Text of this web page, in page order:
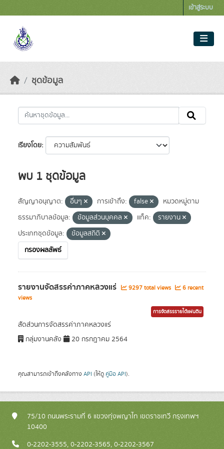
เข้าสู่ระบบ
ชุดข้อมูล
เรียงโดย
พบ 1 ชุดข้อมูล
สัญญาอนุญาต: อื่นๆ การเข้าถึง: false
หมวดหมู่ตาม
ธรรมาภิบาลข้อมูล:
ข้อมูลส่วนบุคคล แท็ค:
รายงาน
ประเภทชุดข้อมูล:
ข้อมูลสถิติ
กรองผลลัพธ์
รายงานจัดสรรค่าภาคหลวงแร่ 9297 total views
6 recent
views
การจัดสรรรายได้แผ่นดิน
สัดส่วนการจัดสรรค่าภาคหลวงแร่
กลุ่มงานคลัง
20 กรกฎาคม 2564
คุณสามารถเข้าถึงคลังทาง API (ให้ดู คู่มือ API).
75/10 ถนนพระรามที่ 6 แขวงทุ่งพญาไท เขตราชเทวี กรุงเทพฯ
10400
0-2202-3555, 0-2202-3565, 0-2202-3567